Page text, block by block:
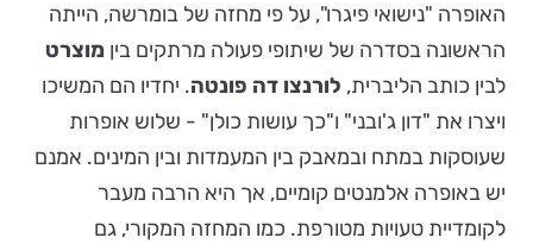
האופרה "נישואי פיגרו", על פי מחזה של בומרשה, הייתה
הראשונה בסדרה של שיתופי פעולה מרתקים בין מוצרט
לבין כותב הליברית, לורנצו דה פונטה. יחדיו הם המשיכו
ויצרו את "דון ג'ובני" ו"כך עושות כולן" - שלוש אופרות
שעוסקות במתח ובמאבק בין המעמדות ובין המינים. אמנם
יש באופרה אלמנטים קומיים, אך היא הרבה מעבר
לקומדיית טעויות מטורפת. כמו המחזה המקורי, גם